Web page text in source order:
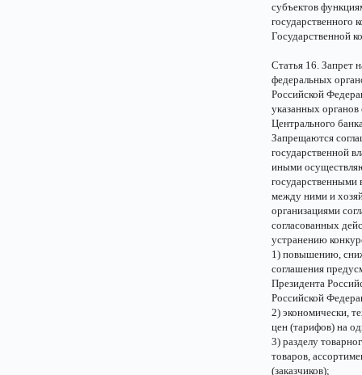
субъектов
государственного
Государственной
Статья 16. Запрет
федеральных
Российской
указанных
Центрального
Запрещаются
государственной
иными
между ними и
организациями
согласованных
устранению
1) повышению,
соглашения
Президента
Российской
2) экономически,
цен (тарифов) на
3) разделу
товаров,
(заказчиков);